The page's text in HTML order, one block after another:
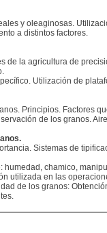
y oleaginosas.
a distintos factores.
de la agricultura de
Utilización de
Principios. Factores
de los granos.
Sistemas de
humedad, chamico,
utilizada en las
de los granos: